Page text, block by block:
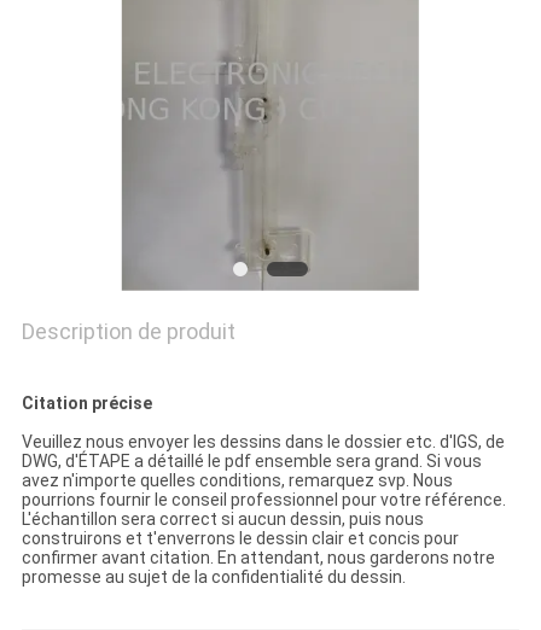
Description de produit
Citation précise
Veuillez nous envoyer les dessins dans le dossier etc. d'IGS, de
DWG, d'ÉTAPE a détaillé le pdf ensemble sera grand. Si vous
avez n'importe quelles conditions, remarquez svp. Nous
pourrions fournir le conseil professionnel pour votre référence.
L'échantillon sera correct si aucun dessin, puis nous
construirons et t'enverrons le dessin clair et concis pour
confirmer avant citation. En attendant, nous garderons notre
promesse au sujet de la confidentialité du dessin.